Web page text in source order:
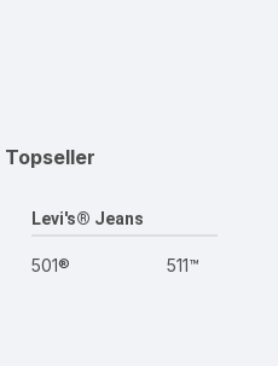
Topseller
Levi's® Jeans
501® 511™